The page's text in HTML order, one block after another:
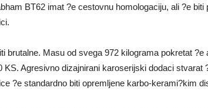
BT62 imat ?e cestovnu homologaciju, ali ?e biti
brutalne. Masu od svega 972 kilograma pokretat
KS. Agresivno dizajnirani karoserijski dodaci stvarat
?e standardno biti opremljene karbo-kerami?kim